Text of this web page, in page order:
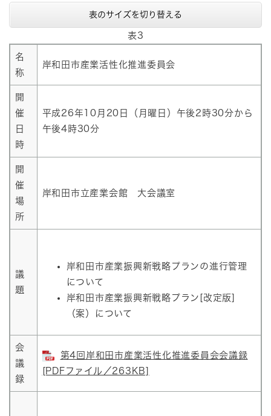
表のサイズを切り替える
名
称
岸和田市産業活性化推進委員会
開
催
日
時
平成26年10月20日（月曜日）午後2時30分から
午後4時30分
開
催
場
所
岸和田市立産業会館 大会議室
議
題
岸和田市産業振興新戦略プランの進行管理
について
岸和田市産業振興新戦略プラン[改定版]
（案）について
会
議
録
第4回岸和田市産業活性化推進委員会会議録
[PDFファイル／263KB]
表3